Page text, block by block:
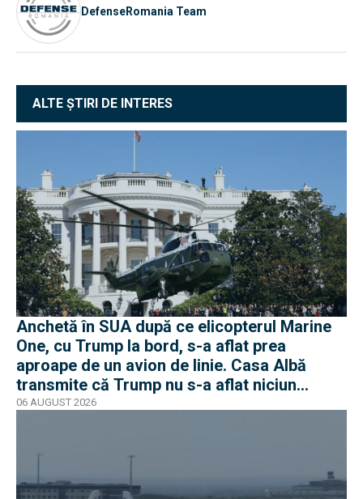
DefenseRomania Team
ALTE ȘTIRI DE INTERES
Anchetă în SUA după ce elicopterul Marine
One, cu Trump la bord, s-a aflat prea
aproape de un avion de linie. Casa Albă
transmite că Trump nu s-a aflat niciun
moment în pericol
06 AUGUST 2026